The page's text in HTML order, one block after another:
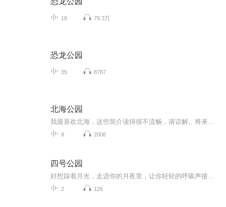
18 79.3万
恐龙公园
35 8787
北海公园
9 2006
四号公园
2 126